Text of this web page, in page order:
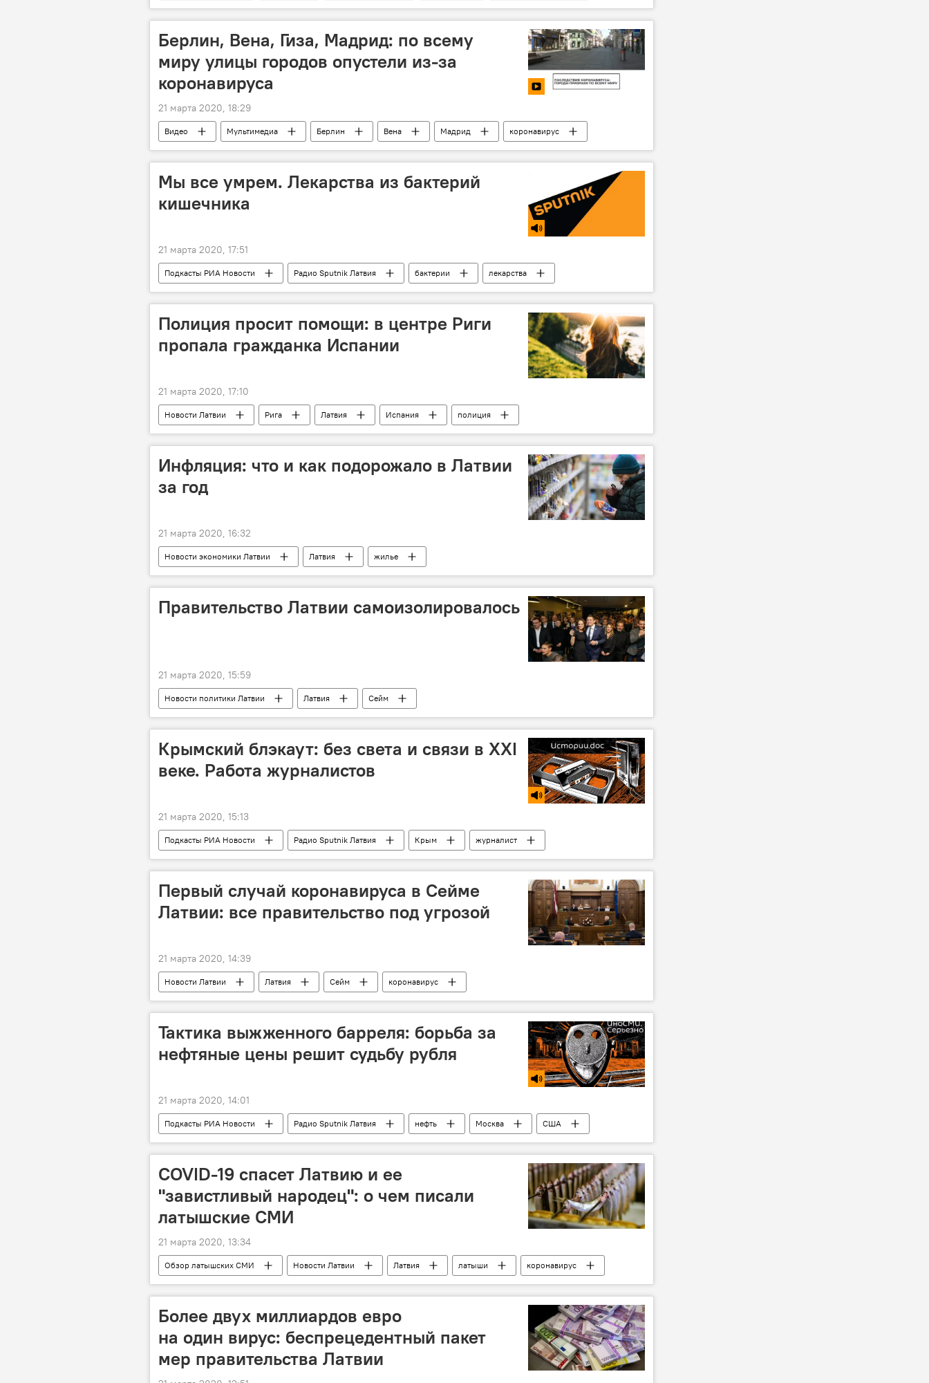
латышский язык
Берлин, Вена, Гиза, Мадрид: по всему
миру улицы городов опустели из-за
коронавируса
21 марта 2020, 18:29
Видео Мультимедиа Берлин Вена Мадрид коронавирус
Мы все умрем. Лекарства из бактерий
кишечника
21 марта 2020, 17:51
Подкасты РИА Новости Радио Sputnik Латвия бактерии лекарства
Полиция просит помощи: в центре Риги
пропала гражданка Испании
21 марта 2020, 17:10
Новости Латвии Рига Латвия Испания полиция
Инфляция: что и как подорожало в Латвии
за год
21 марта 2020, 16:32
Новости экономики Латвии Латвия
жилье
Центральное статистическое управление
продукты питания
Правительство Латвии самоизолировалось
21 марта 2020, 15:59
Новости политики Латвии Латвия Сейм
Крымский блэкаут: без света и связи в ХХI
веке. Работа журналистов
21 марта 2020, 15:13
Подкасты РИА Новости Радио Sputnik Латвия Крым журналист
Первый случай коронавируса в Сейме
Латвии: все правительство под угрозой
21 марта 2020, 14:39
Новости Латвии Латвия Сейм коронавирус
Тактика выжженного барреля: борьба за
нефтяные цены решит судьбу рубля
21 марта 2020, 14:01
Подкасты РИА Новости Радио Sputnik Латвия нефть Москва США
COVID-19 спасет Латвию и ее
"завистливый народец": о чем писали
латышские СМИ
21 марта 2020, 13:34
Обзор латышских СМИ Новости Латвии Латвия латыши
коронавирус
эпидемия
предприниматель
Более двух миллиардов евро
на один вирус: беспрецедентный пакет
мер правительства Латвии